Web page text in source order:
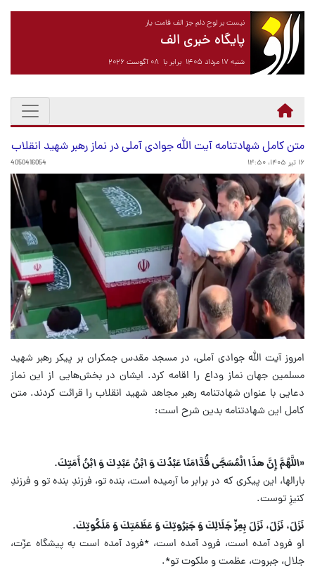
نیست بر لوح دلم جز الف قامت یار
پایگاه خبری الف
شنبه ۱۷ مرداد ۱۴۰۵ برابر با ۰۸ آگوست ۲۰۲۶
متن کامل شهادتنامه آیت الله جوادی آملی در نماز رهبر شهید انقلاب
۱۶ تیر ۱۴۰۵، ۱۴:۵۰ 4050416054
امروز آیت الله جوادی آملی، در مسجد مقدس جمکران بر پیکر رهبر شهید
مسلمین جهان نماز وداع را اقامه کرد. ایشان در بخش‌هایی از این نماز
دعایی با عنوان شهادتنامه رهبر مجاهد شهید انقلاب را قرائت کردند. متن
کامل این شهادتنامه بدین شرح است:
«اللَّهُمَّ إِنَّ هذَا الْمُسَجَّى قُدَّامَنَا عَبْدُكَ وَ ابْنُ عَبْدِكَ وَ ابْنُ أَمَتِكَ.
بارالها، این پیکری که در برابر ما آرمیده است، بنده تو، فرزندِ بنده تو و فرزندِ
کنیزِ توست.
نَزَلَ، نَزَلَ، نَزَلَ بِعِزِّ جَلَالِكَ وَ جَبَرُوتِكَ وَ عَظَمَتِكَ وَ مَلَكُوتِكَ.
او فرود آمده است، فرود آمده است، *فرود آمده است به پیشگاه عزّت،
جلال، جبروت، عظمت و ملکوت تو*.